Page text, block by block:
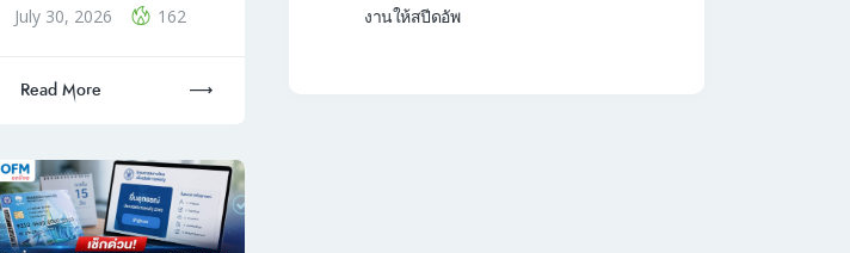
July 30, 2026 162
Read More
งานให้สปีดอัพ